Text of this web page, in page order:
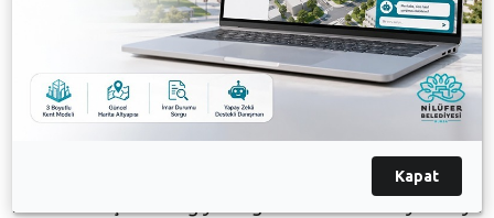
öyküsüne de değinen Yener, “Antalya’nın Kaş ilçesi
beni çok etkiler. Oraya gittiğimde bana 2. Dünya
Savaşı sırasında bir uçak düştüğünü, şuanda denizin
altında batık şekilde yattığını ve gizemli bir şey
taşıdığını söylediler. Bu konuyu çok merak ettim.
ilginçti. Ardından hem Kaş’ın beni etkileyen yanlarını
hem de uçak batığıyla ilgili bir macera yazmaya
Kapat